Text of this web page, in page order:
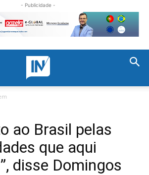
- Publicidade -
ao Brasil pelas
que aqui
disse Domingos